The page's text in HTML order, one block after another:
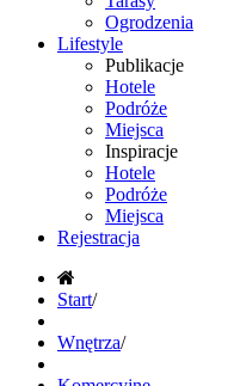
Ogrodzenia
Lifestyle
Publikacje
Hotele
Podróże
Miejsca
Inspiracje
Hotele
Podróże
Miejsca
Rejestracja
Start/
Wnętrza/